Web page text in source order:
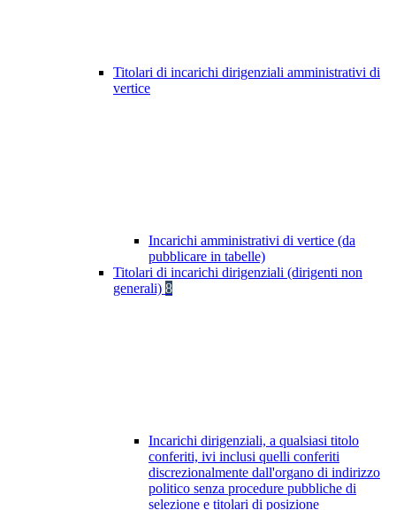
Titolari di incarichi dirigenziali amministrativi di
vertice
Incarichi amministrativi di vertice (da
pubblicare in tabelle)
Titolari di incarichi dirigenziali (dirigenti non
generali) 8
Incarichi dirigenziali, a qualsiasi titolo
conferiti, ivi inclusi quelli conferiti
discrezionalmente dall'organo di indirizzo
politico senza procedure pubbliche di
selezione e titolari di posizione